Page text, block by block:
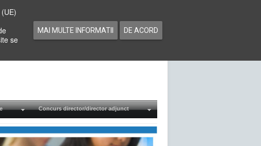
se
MAI MULTE INFORMATII DE ACORD
Concurs director/director adjunct